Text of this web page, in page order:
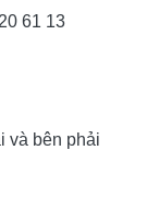
61 13
và bên phải